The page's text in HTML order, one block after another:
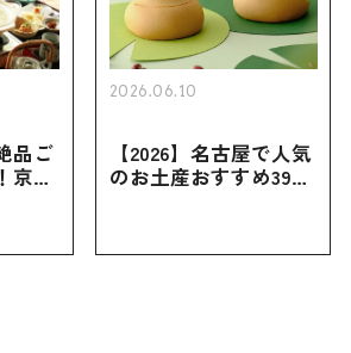
品ご
京都
2026.06.10
【2026】名古屋で人気
のお土産おすすめ39選
お土産・ばらまき用ま